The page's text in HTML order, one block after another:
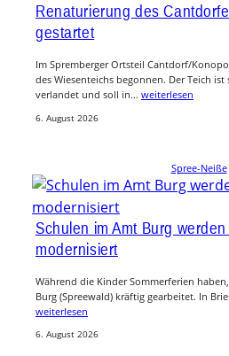
Renaturierung des
gestartet
Im Spremberger Ortsteil Cantdorf/
des Wiesenteichs begonnen. Der Teich
verlandet und soll in… weiterlesen
6. August 2026
Spree-Neiße
Schulen im Amt Burg
modernisiert
Während die Kinder Sommerferien
Burg (Spreewald) kräftig gearbeitet. In
weiterlesen
6. August 2026